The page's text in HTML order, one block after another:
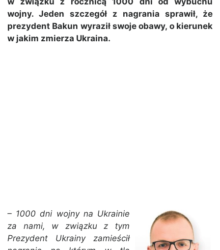
wojny. Jeden szczegół z nagrania sprawił, że
prezydent Bakun wyraził swoje obawy, o kierunek
w jakim zmierza Ukraina.
– 1000 dni wojny na Ukrainie
za nami, w związku z tym
Prezydent Ukrainy zamieścił